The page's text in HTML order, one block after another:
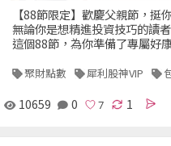
【88節限定】歡慶父親節，挺
無論你是想精進投資技巧的讀
這個88節，為你準備了專屬好
聚財點數 犀利股神VIP
10659 0 1